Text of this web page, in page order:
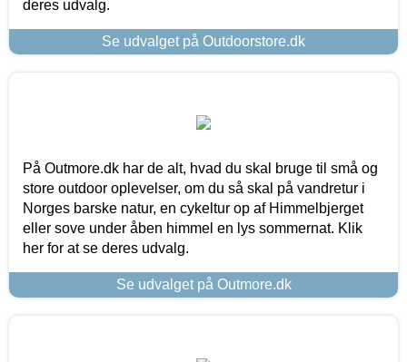
deres udvalg.
Se udvalget på Outdoorstore.dk
På Outmore.dk har de alt, hvad du skal bruge til små og
store outdoor oplevelser, om du så skal på vandretur i
Norges barske natur, en cykeltur op af Himmelbjerget
eller sove under åben himmel en lys sommernat. Klik
her for at se deres udvalg.
Se udvalget på Outmore.dk